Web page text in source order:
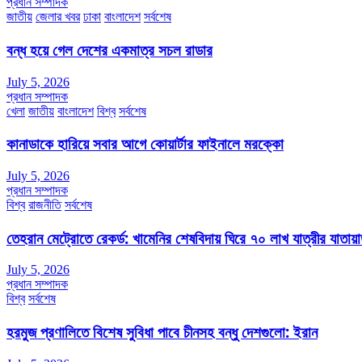
জাতীয় জেলার খবর ঢাকা বাংলাদেশ সর্বশেষ
বন্ধ হয়ে গেল দেশের একমাত্র সচল রাডার
July 5, 2026
প্রধান সম্পাদক
খেলা জাতীয় বাংলাদেশ বিশ্ব সর্বশেষ
কানাডাকে হারিয়ে সবার আগে কোয়ার্টার ফাইনালে মরক্কো
July 5, 2026
প্রধান সম্পাদক
বিশ্ব রাজনীতি সর্বশেষ
তেহরান মেট্রোতে রেকর্ড: খামেনির শেষবিদায় ঘিরে ৭০ লাখ যাত্রীর
July 5, 2026
প্রধান সম্পাদক
বিশ্ব সর্বশেষ
হরমুজ প্রণালিতে বিশেষ সুবিধা পাবে চীনসহ বন্ধু দেশগুলো: ইরান